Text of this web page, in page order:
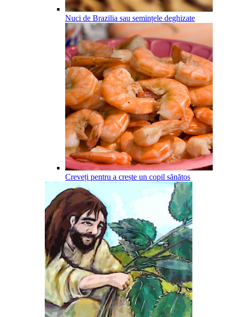
Nuci de Brazilia sau semințele deghizate
Creveți pentru a crește un copil sănătos